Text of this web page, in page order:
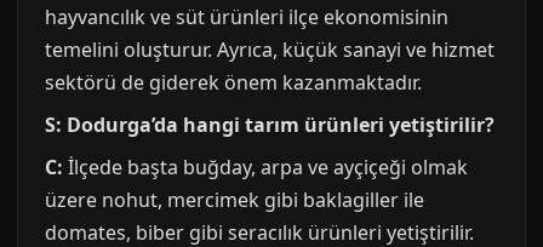
hayvancılık ve süt ürünleri ilçe ekonomisinin
temelini oluşturur. Ayrıca, küçük sanayi ve hizmet
sektörü de giderek önem kazanmaktadır.
S: Dodurga’da hangi tarım ürünleri yetiştirilir?
C: İlçede başta buğday, arpa ve ayçiçeği olmak
üzere nohut, mercimek gibi baklagiller ile
domates, biber gibi seracılık ürünleri yetiştirilir.